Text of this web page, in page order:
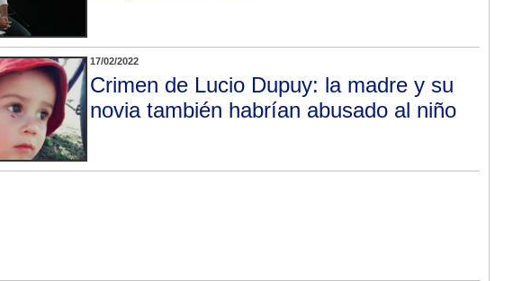
17/02/2022
Crimen de Lucio Dupuy: la madre y su
novia también habrían abusado al niño